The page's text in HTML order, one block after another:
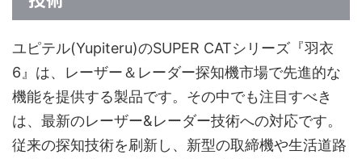
ユピテル(Yupiteru)のSUPER CATシリーズ『羽衣
6』は、レーザー＆レーダー探知機市場で先進的な
機能を提供する製品です。その中でも注目すべき
は、最新のレーザー&レーダー技術への対応です。
従来の探知技術を刷新し、新型の取締機や生活道路